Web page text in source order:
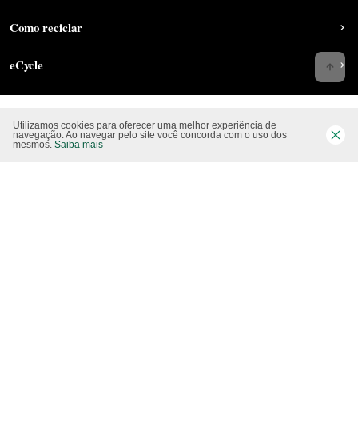
Como reciclar
eCycle
Siga-nos nas rede sociais
Utilizamos cookies para oferecer uma melhor experiência de
navegação. Ao navegar pelo site você concorda com o uso dos
mesmos. Saiba mais